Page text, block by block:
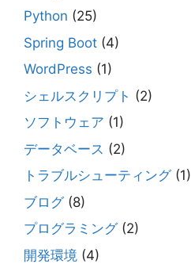
Python (25)
Spring Boot (4)
WordPress (1)
シェルスクリプト (2)
ソフトウェア (1)
データベース (2)
トラブルシューティング(1)
ブログ(8)
プログラミング(2)
開発環境 (4)